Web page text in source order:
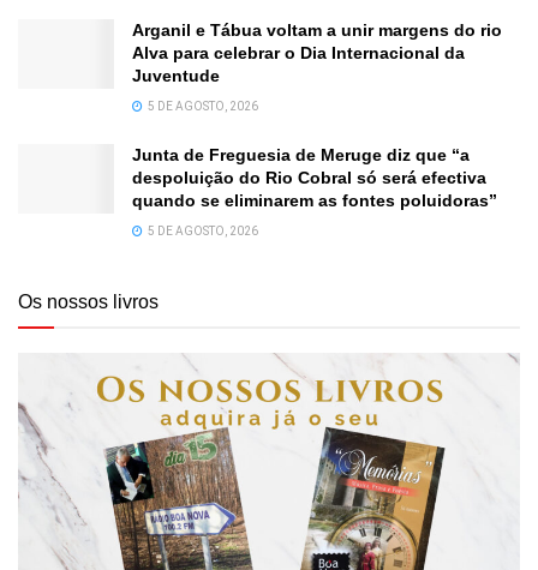
Arganil e Tábua voltam a unir margens do rio
Alva para celebrar o Dia Internacional da
Juventude
5 DE AGOSTO, 2026
Junta de Freguesia de Meruge diz que “a
despoluição do Rio Cobral só será efectiva
quando se eliminarem as fontes poluidoras”
5 DE AGOSTO, 2026
Os nossos livros